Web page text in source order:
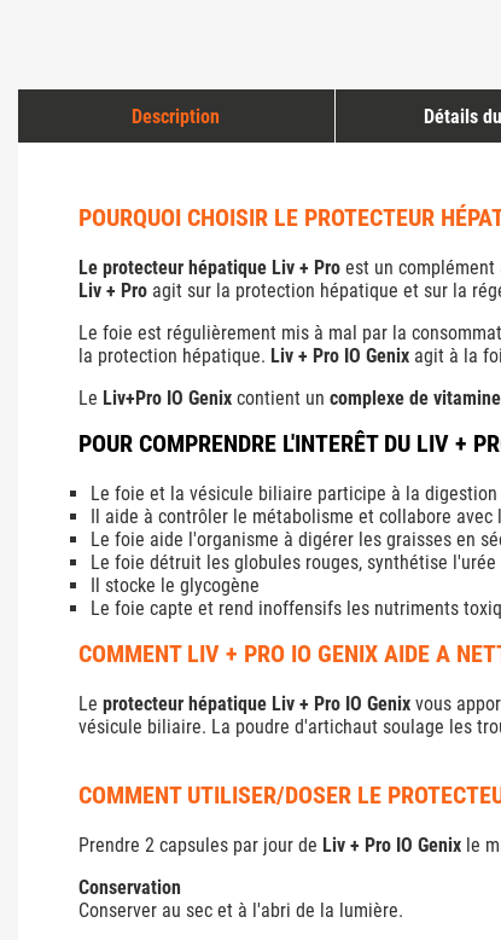
Description Détails
POURQUOI CHOISIR LE PROTECTEUR
Le protecteur hépatique Liv + Pro est un
Liv + Pro agit sur la protection hépatique et sur la
Le foie est régulièrement mis à mal par la
la protection hépatique. Liv + Pro IO Genix agit à la
Le Liv+Pro IO Genix contient un complexe de
POUR COMPRENDRE L'INTERÊT DU LIV +
Le foie et la vésicule biliaire participe à la
Il aide à contrôler le métabolisme et collabore
Le foie aide l'organisme à digérer les graisses en
Le foie détruit les globules rouges, synthétise
Il stocke le glycogène
Le foie capte et rend inoffensifs les nutriments
COMMENT LIV + PRO IO GENIX AIDE A
Le protecteur hépatique Liv + Pro IO Genix vous
vésicule biliaire. La poudre d'artichaut soulage les
COMMENT UTILISER/DOSER LE
Prendre 2 capsules par jour de Liv + Pro IO Genix le
Conservation
Conserver au sec et à l'abri de la lumière.